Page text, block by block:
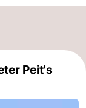
Peit's